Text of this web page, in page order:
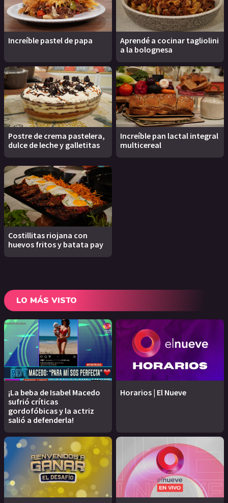
Increíble pastel de papa
Aprendé a cocinar tagliolini
a la bolognesa
Postre de crema pastelera,
dulce de leche y galletitas
Increíble pan lactal integral
multicereal
Costillitas riojana con
huevos fritos y batata pay
LO MÁS VISTO
¡La beba de Isabel Macedo
sufrió críticas
gordofóbicas y la actriz
salió a defenderla!
Horarios | El Nueve